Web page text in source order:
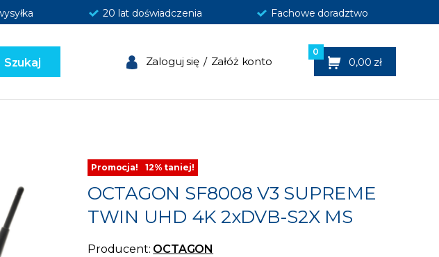
20 lat doświadczenia Fachowe doradztwo
Szukaj Zaloguj się / Załóż konto 0,00 zł
0
Promocja! 12% taniej!
OCTAGON SF8008 V3 SUPREME
TWIN UHD 4K 2xDVB-S2X MS
Producent: OCTAGON